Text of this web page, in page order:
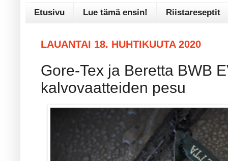
Etusivu Lue tämä ensin! Riistareseptit
LAUANTAI 18. HUHTIKUUTA 2020
Gore-Tex ja Beretta BWB
kalvovaatteiden pesu